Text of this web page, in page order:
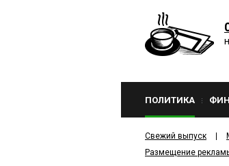
ПОЛИТИКА
Свежий выпуск
Размещение